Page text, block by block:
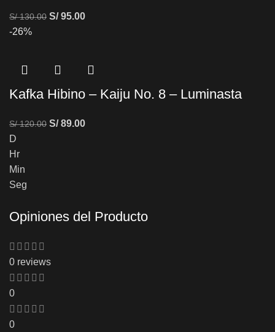
S/130.00 S/95.00
-26%
Kafka Hibino – Kaiju No. 8 – Luminasta
S/120.00 S/89.00
D
Hr
Min
Seg
Opiniones del Producto
0 reviews
0
0